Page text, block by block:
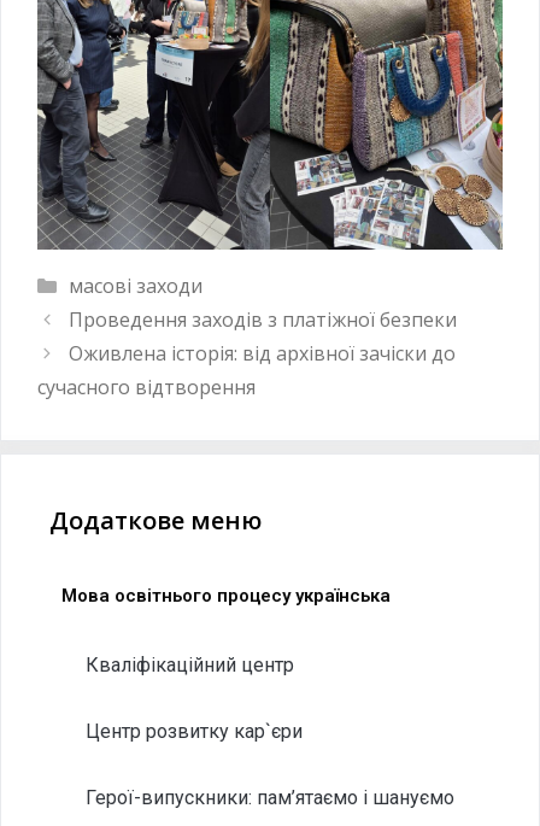
масові заходи
Проведення заходів з платіжної безпеки
Оживлена історія: від архівної зачіски до
сучасного відтворення
Додаткове меню
Мова освітнього процесу українська
Кваліфікаційний центр
Центр розвитку кар`єри
Герої-випускники: пам’ятаємо і шануємо